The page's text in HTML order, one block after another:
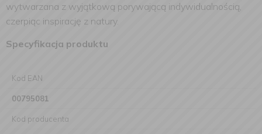
wytwarzana z wyjątkową porywającą indywidualnością,
czerpiąc inspirację z natury.
Specyfikacja produktu
Kod EAN
00795081
Kod producenta